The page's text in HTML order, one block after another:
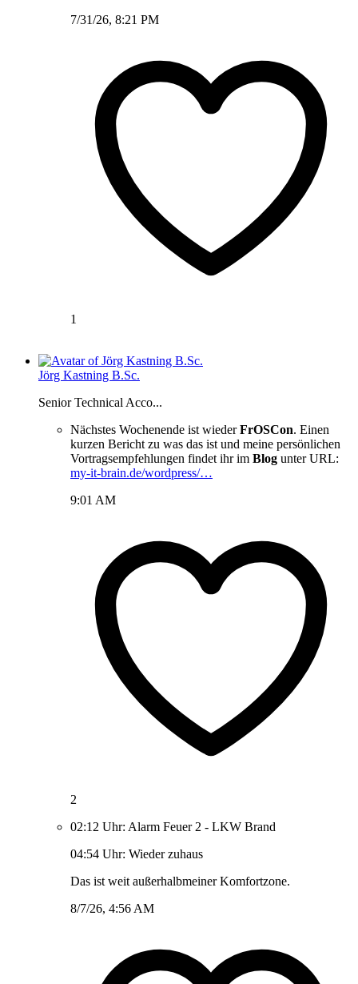
7/31/26, 8:21 PM
1
Jörg Kastning B.Sc.
Senior Technical Acco...
Nächstes Wochenende ist wiederFrOSCon. Einen
kurzen Bericht zu was das ist und meine persönlichen
Vortragsempfehlungen findet ihr im Blog unter URL:
my-it-brain.de/wordpress/…
9:01 AM
2
02:12 Uhr: Alarm Feuer 2 - LKW Brand
04:54 Uhr: Wieder zuhaus
Das ist weit außerhalbmeiner Komfortzone.
8/7/26, 4:56 AM